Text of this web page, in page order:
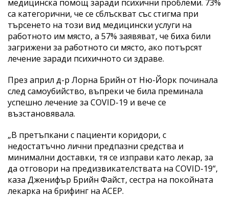
медицинска помощ заради психични проблеми. 73%
са категорични, че се сблъскват със стигма при
търсенето на този вид медицински услуги на
работното им място, а 57% заявяват, че биха били
загрижени за работното си място, ако потърсят
лечение заради психичното си здраве.
През април д-р Лорна Брийн от Ню-Йорк починала
след самоубийство, въпреки че била преминала
успешно лечение за COVID-19 и вече се
възстановявала.
„В претъпкани с пациенти коридори, с
недостатъчно лични предпазни средства и
минимални доставки, тя се изправи като лекар, за
да отговори на предизвикателствата на COVID-19“,
каза Дженифър Брийн Файст, сестра на покойната
лекарка на брифинг на ACEP.